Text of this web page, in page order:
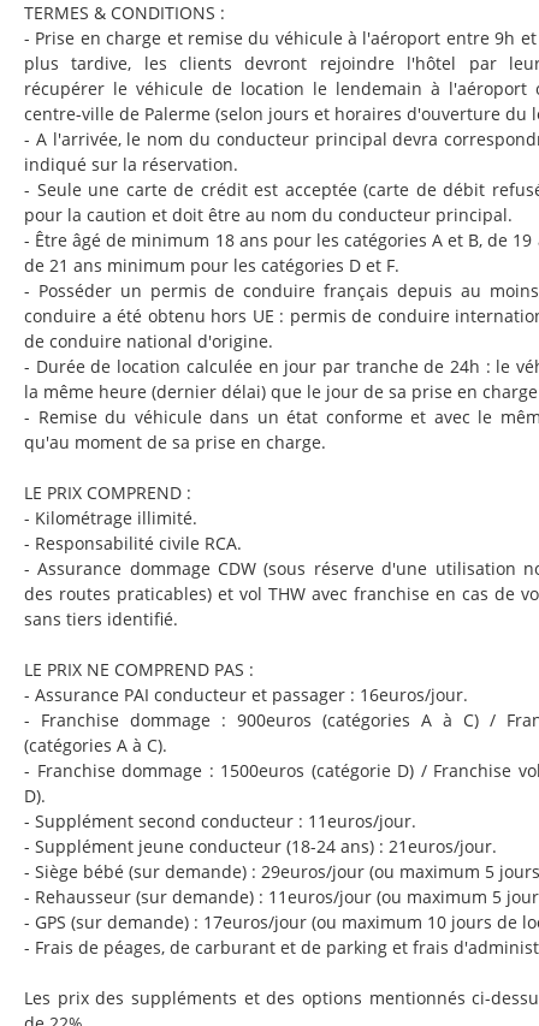
TERMES & CONDITIONS :
- Prise en charge et remise du véhicule à l'aéroport entre 9h
plus tardive, les clients devront rejoindre l'hôtel par
récupérer le véhicule de location le lendemain à
centre-ville de Palerme (selon jours et horaires d'ouverture du
- A l'arrivée, le nom du conducteur principal devra
indiqué sur la réservation.
- Seule une carte de crédit est acceptée (carte de débit
pour la caution et doit être au nom du conducteur principal.
- Être âgé de minimum 18 ans pour les catégories A et B, de
de 21 ans minimum pour les catégories D et F.
- Posséder un permis de conduire français depuis au
conduire a été obtenu hors UE : permis de conduire
de conduire national d'origine.
- Durée de location calculée en jour par tranche de 24h : le
la même heure (dernier délai) que le jour de sa prise en
- Remise du véhicule dans un état conforme et avec le
qu'au moment de sa prise en charge.
LE PRIX COMPREND :
- Kilométrage illimité.
- Responsabilité civile RCA.
- Assurance dommage CDW (sous réserve d'une utilisation
des routes praticables) et vol THW avec franchise en cas de
sans tiers identifié.
LE PRIX NE COMPREND PAS :
- Assurance PAI conducteur et passager : 16euros/jour.
- Franchise dommage : 900euros (catégories A à C) /
(catégories A à C).
- Franchise dommage : 1500euros (catégorie D) / Franchise
D).
- Supplément second conducteur : 11euros/jour.
- Supplément jeune conducteur (18-24 ans) : 21euros/jour.
- Siège bébé (sur demande) : 29euros/jour (ou maximum 5
- Rehausseur (sur demande) : 11euros/jour (ou maximum 5
- GPS (sur demande) : 17euros/jour (ou maximum 10 jours de
- Frais de péages, de carburant et de parking et frais
Les prix des suppléments et des options mentionnés ci-